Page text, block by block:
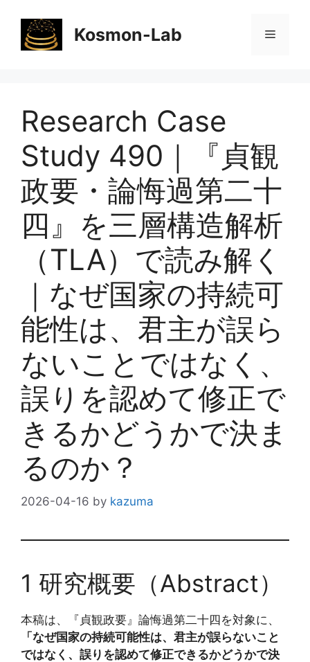
Kosmon-Lab メ
Research Case
Study 490｜『貞観
政要・論悔過第二十
四』を三層構造解析
（TLA）で読み解く
｜なぜ国家の持続可
能性は、君主が誤ら
ないことではなく、
誤りを認めて修正で
きるかどうかで決ま
るのか？
2026-04-16 by kazuma
1 研究概要（Abstract）
本稿は、『貞観政要』論悔過第二十四を対象に、
「なぜ国家の持続可能性は、君主が誤らないこと
ではなく、誤りを認めて修正できるかどうかで決